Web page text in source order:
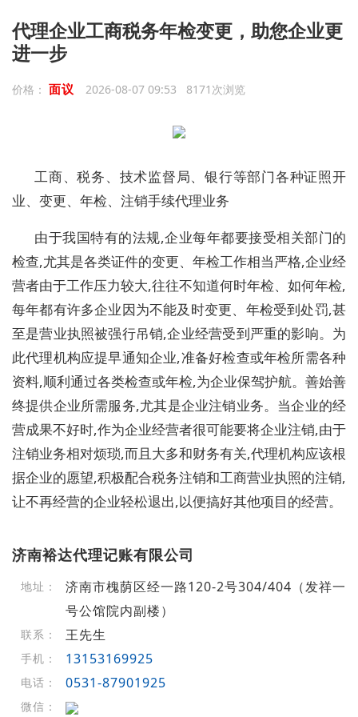
代理企业工商税务年检变更，助您企业更
进一步
价格： 面议 2026-08-07 09:53 8171次浏览
工商、税务、技术监督局、银行等部门各种证照开
业、变更、年检、注销手续代理业务
由于我国特有的法规,企业每年都要接受相关部门的
检查,尤其是各类证件的变更、年检工作相当严格,企业经
营者由于工作压力较大,往往不知道何时年检、如何年检,
每年都有许多企业因为不能及时变更、年检受到处罚,甚
至是营业执照被强行吊销,企业经营受到严重的影响。为
此代理机构应提早通知企业,准备好检查或年检所需各种
资料,顺利通过各类检查或年检,为企业保驾护航。善始善
终提供企业所需服务,尤其是企业注销业务。当企业的经
营成果不好时,作为企业经营者很可能要将企业注销,由于
注销业务相对烦琐,而且大多和财务有关,代理机构应该根
据企业的愿望,积极配合税务注销和工商营业执照的注销,
让不再经营的企业轻松退出,以便搞好其他项目的经营。
济南裕达代理记账有限公司
地址：
济南市槐荫区经一路120-2号304/404（发祥一
号公馆院内副楼）
联系： 王先生
手机： 13153169925
电话： 0531-87901925
微信：